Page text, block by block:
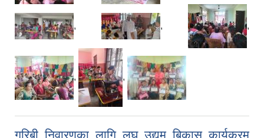
, , ,
, ,
गरिबी निवारणका लागि लघु उद्यम बिकास कार्यक्रम